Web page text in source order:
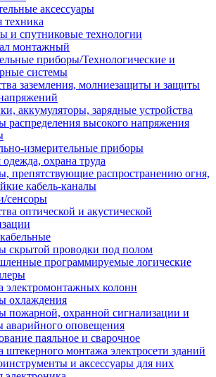
аксессуары
техника
и спутниковые технологии
монтажный
приборы/Технологические и
системы
заземления, молниезащиты и защиты
аккумуляторы, зарядные устройства
распределения высокого напряжения
измерительные приборы
одежда, охрана труда
препятствующие распространению огня,
кабель-каналы
сенсоры
оптической и акустической
скрытой проводки под полом
программируемые логические
электромонтажных колонн
охлаждения
пожарной, охранной сигнализации и
аварийного оповещения
паяльное и сварочное
штекерного монтажа электросети зданий
и аксессуары для них